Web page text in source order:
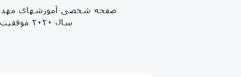
صفحه شخصی آموزشهای مهدی